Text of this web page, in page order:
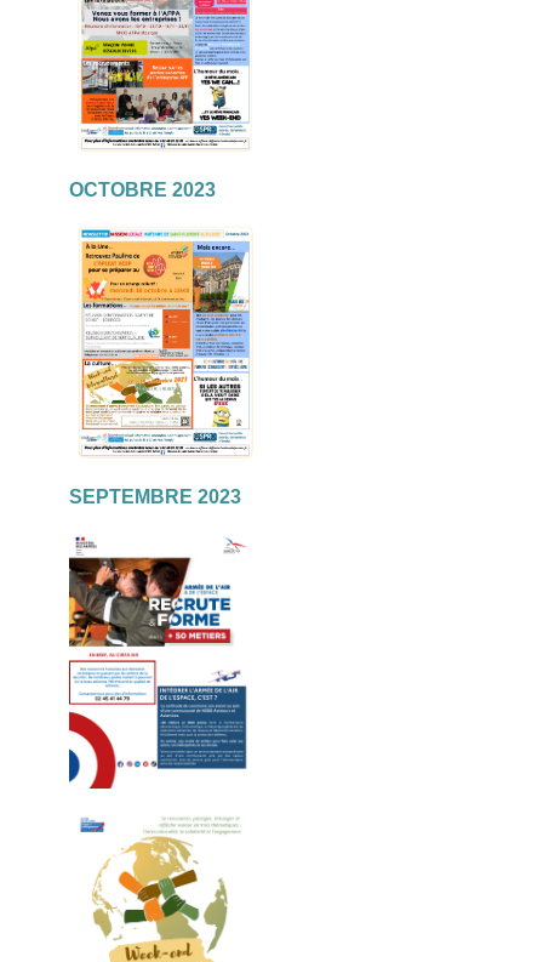
OCTOBRE 2023
SEPTEMBRE 2023